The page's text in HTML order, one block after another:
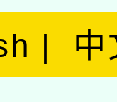
中